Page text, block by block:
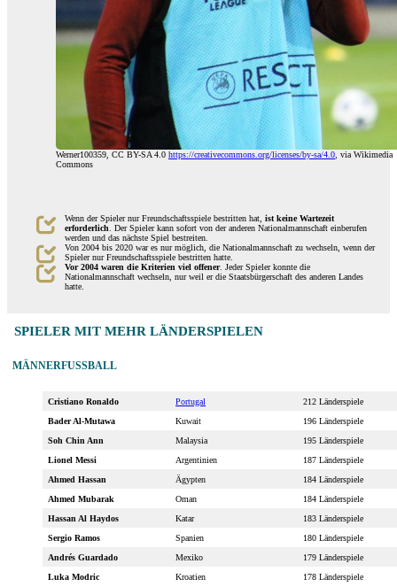
Werner100359, CC BY-SA 4.0 https://creativecommons.org/licenses/by-sa/4.0 , via Wikimedia
Commons
Wenn der Spieler nur Freundschaftsspiele bestritten hat, ist keine Wartezeit
erforderlich . Der Spieler kann sofort von der anderen Nationalmannschaft einberufen
werden und das nächste Spiel bestreiten.
Von 2004 bis 2020 war es nur möglich, die Nationalmannschaft zu wechseln, wenn der
Spieler nur Freundschaftsspiele bestritten hatte.
Vor 2004 waren die Kriterien viel offener. Jeder Spieler konnte die
Nationalmannschaft wechseln, nur weil er die Staatsbürgerschaft des anderen Landes
hatte.
SPIELER MIT MEHR LÄNDERSPIELEN
MÄNNERFUSSBALL
Cristiano Ronaldo Portugal
212 Länderspiele
Bader Al-Mutawa
Kuwait
196 Länderspiele
Soh Chin Ann
Malaysia
195 Länderspiele
Lionel Messi
Argentinien
187 Länderspiele
Ahmed Hassan
Ägypten
184 Länderspiele
Ahmed Mubarak
Oman
184 Länderspiele
Hassan Al Haydos
Katar
183 Länderspiele
Sergio Ramos
Spanien
180 Länderspiele
Andrés Guardado
Mexiko
179 Länderspiele
Luka Modric
Kroatien 178 Länderspiele